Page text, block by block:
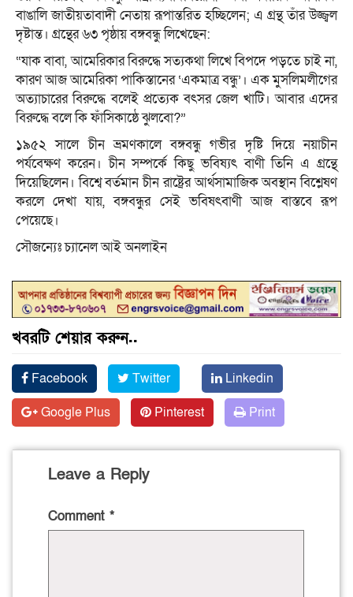
বাঙালি জাতীয়তাবাদী নেতায় রূপান্তরিত হচ্ছিলেন; এ গ্রন্থ তাঁর উজ্জ্বল
দৃষ্টান্ত। গ্রন্থের ৬৩ পৃষ্ঠায় বঙ্গবন্ধু লিখেছেন:
“যাক বাবা, আমেরিকার বিরুদ্ধে সত্যকথা লিখে বিপদে পড়তে চাই না,
কারণ আজ আমেরিকা পাকিস্তানের ‘একমাত্র বন্ধু’। এক মুসলিমলীগের
অত্যাচারের বিরুদ্ধে বলেই প্রত্যেক বৎসর জেল খাটি। আবার এদের
বিরুদ্ধে বলে কি ফাঁসিকাষ্ঠে ঝুলবো?”
১৯৫২ সালে চীন ভ্রমণকালে বঙ্গবন্ধু গভীর দৃষ্টি দিয়ে নয়াচীন
পর্যবেক্ষণ করেন। চীন সম্পর্কে কিছু ভবিষ্যৎ বাণী তিনি এ গ্রন্থে
দিয়েছিলেন। বিশ্বে বর্তমান চীন রাষ্ট্রের আর্থসামাজিক অবস্থান বিশ্লেষণ
করলে দেখা যায়, বঙ্গবন্ধুর সেই ভবিষৎবাণী আজ বাস্তবে রূপ
পেয়েছে।
সৌজন্যেঃ চ্যানেল আই অনলাইন
খবরটি শেয়ার করুন..
Facebook Twitter
Linkedin
Google Plus
Pinterest Print
Leave a Reply
Comment *